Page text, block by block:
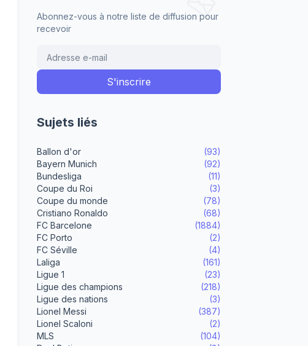
Abonnez-vous à notre liste de diffusion pour
recevoir
Sujets liés
Ballon d'or
(93)
Bayern Munich
(92)
Bundesliga
(11)
Coupe du Roi
(3)
Coupe du monde
(78)
Cristiano Ronaldo
(68)
FC Barcelone
(1884)
FC Porto
(2)
FC Séville
(4)
Laliga
(161)
Ligue 1
(23)
Ligue des champions
(218)
Ligue des nations
(3)
Lionel Messi
(387)
Lionel Scaloni
(2)
MLS
(104)